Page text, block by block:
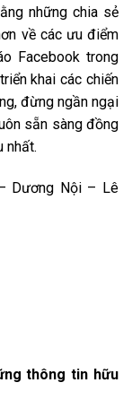
những chia sẻ
về các ưu điểm
Facebook trong
khai các chiến
đừng ngần ngại
sẵn sàng đồng
nhất.
Dương Nội – Lê
thông tin hữu